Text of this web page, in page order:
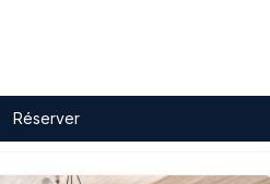
Réserver